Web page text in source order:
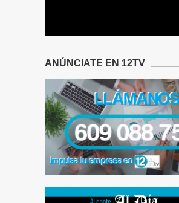
ANÚNCIATE EN 12TV